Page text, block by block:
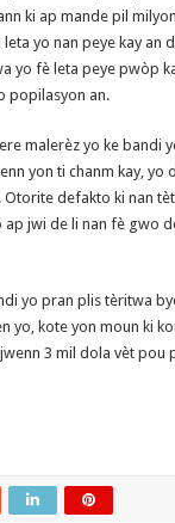
ki ap mande pil
yo nan peye kay an
yo fè leta peye pwòp
popilasyon an.
malerèz yo ke bandi
yon ti chanm kay, yo
Otorite defakto ki nan
ap jwi de li nan fè gwo
yo pran plis tèritwa
yo, kote yon moun ki
3 mil dola vèt pou